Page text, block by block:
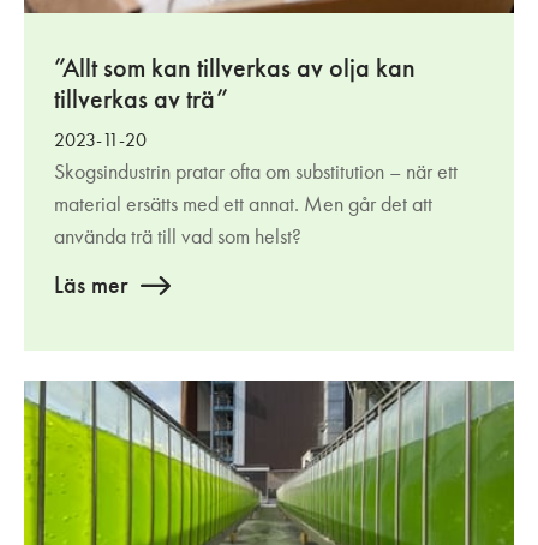
”Allt som kan tillverkas av olja kan
tillverkas av trä”
2023-11-20
Skogsindustrin pratar ofta om substitution – när ett
material ersätts med ett annat. Men går det att
använda trä till vad som helst?
Läs mer